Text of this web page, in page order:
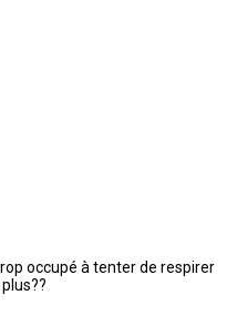
occupé à tenter de respirer